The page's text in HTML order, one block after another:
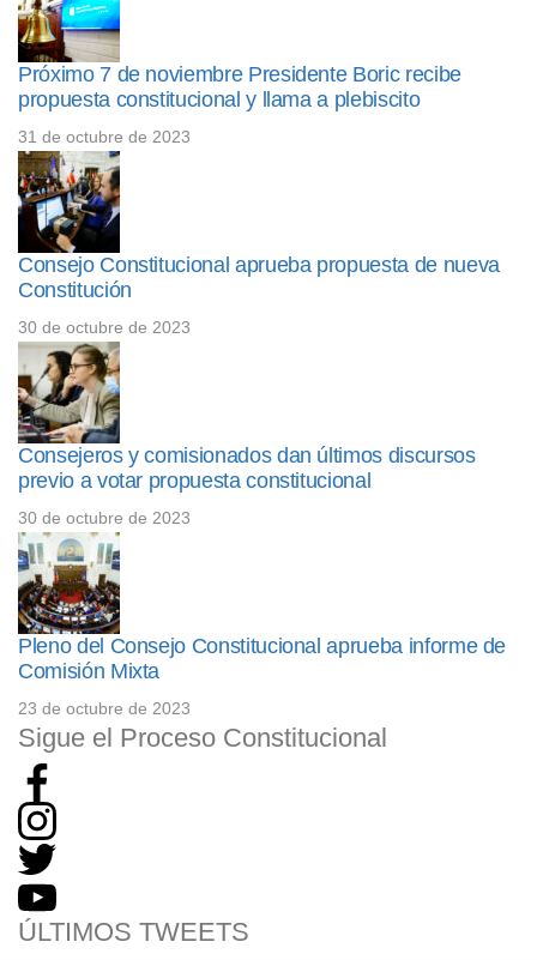
Próximo 7 de noviembre Presidente Boric recibe
propuesta constitucional y llama a plebiscito
31 de octubre de 2023
Consejo Constitucional aprueba propuesta de nueva
Constitución
30 de octubre de 2023
Consejeros y comisionados dan últimos discursos
previo a votar propuesta constitucional
30 de octubre de 2023
Pleno del Consejo Constitucional aprueba informe de
Comisión Mixta
23 de octubre de 2023
Sigue el Proceso Constitucional
ÚLTIMOS TWEETS